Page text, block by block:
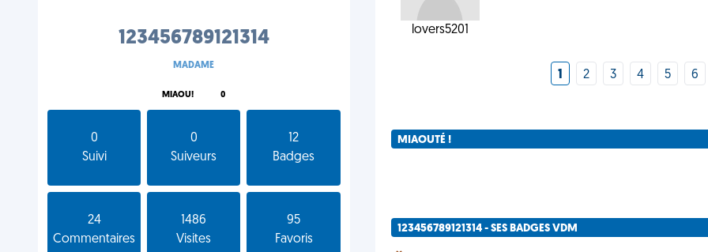
123456789121314
MADAME
MIAOU! 0
0
Suivi
0
Suiveurs
12
Badges
24
Commentaires
1486
Visites
95
Favoris
lovers5201
1 2 3 4 5 6
MIAOUTÉ !
123456789121314 - SES BADGES VDM